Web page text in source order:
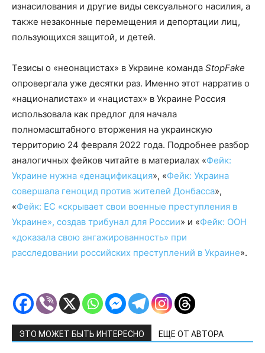
изнасилования и другие виды сексуального насилия, а
также незаконные перемещения и депортации лиц,
пользующихся защитой, и детей.
Тезисы о «неонацистах» в Украине команда StopFake
опровергала уже десятки раз. Именно этот нарратив о
«националистах» и «нацистах» в Украине Россия
использовала как предлог для начала
полномасштабного вторжения на украинскую
территорию 24 февраля 2022 года. Подробнее разбор
аналогичных фейков читайте в материалах «Фейк:
Украине нужна «денацификация», «Фейк: Украина
совершала геноцид против жителей Донбасса»,
«Фейк: ЕС «скрывает свои военные преступления в
Украине», создав трибунал для России» и «Фейк: ООН
«доказала свою ангажированность» при
расследовании российских преступлений в Украине».
ЭТО МОЖЕТ БЫТЬ ИНТЕРЕСНО ЕЩЕ ОТ АВТОРА